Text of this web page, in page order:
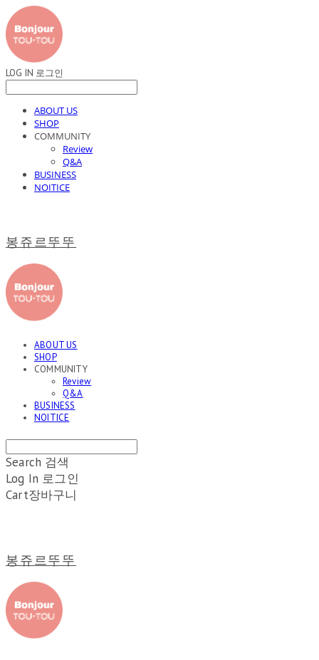
LOG IN 로그인
ABOUT US
SHOP
COMMUNITY
Review
Q&A
BUSINESS
NOITICE
봉쥬르뚜뚜
ABOUT US
SHOP
COMMUNITY
Review
Q&A
BUSINESS
NOITICE
Search 검색
Log In 로그인
Cart장바구니
봉쥬르뚜뚜